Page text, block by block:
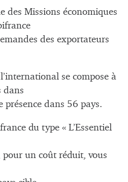
des Missions économiques
des exportateurs
se compose à
dans
présence dans 56 pays.
du type « L’Essentiel
pour un coût réduit, vous